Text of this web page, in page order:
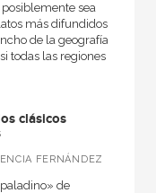
sea
más difundidos
de la geografía
todas las regiones
clásicos
FERNÁNDEZ
de